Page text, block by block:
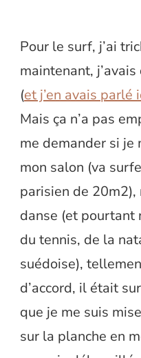
Pour le surf, j’ai
maintenant,
(et j’en avais parlé
Mais ça n’a pas
me demander si je
mon salon (va
parisien de 20m2),
danse (et pourtant
du tennis, de la
suédoise),
d’accord, il était
que je me suis
sur la planche en